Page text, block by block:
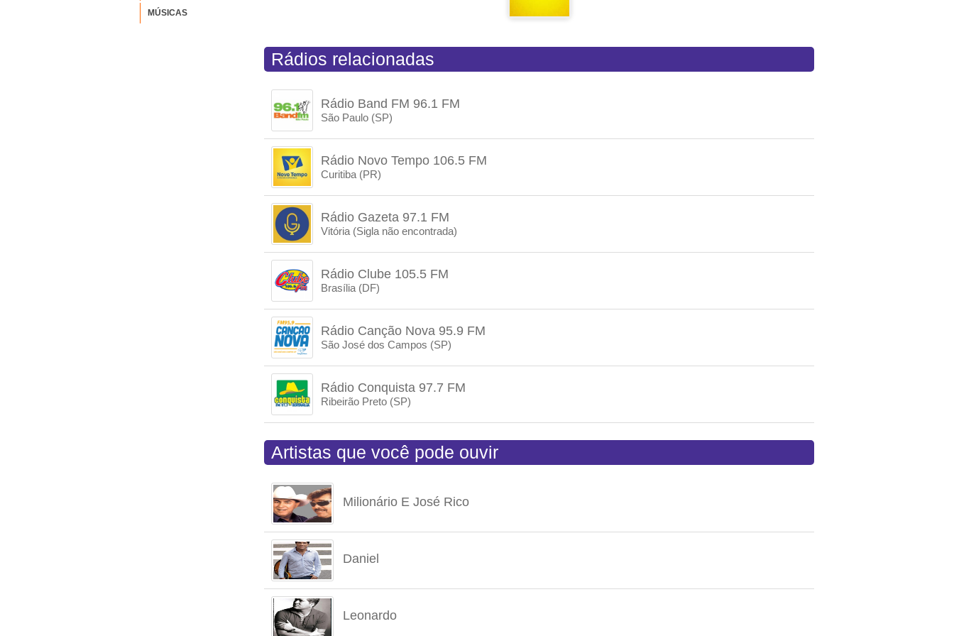
MÚSICAS
Rádios relacionadas
Rádio Band FM 96.1 FM
São Paulo (SP)
Rádio Novo Tempo 106.5 FM
Curitiba (PR)
Rádio Gazeta 97.1 FM
Vitória (Sigla não encontrada)
Rádio Clube 105.5 FM
Brasília (DF)
Rádio Canção Nova 95.9 FM
São José dos Campos (SP)
Rádio Conquista 97.7 FM
Ribeirão Preto (SP)
Artistas que você pode ouvir
Milionário E José Rico
Daniel
Leonardo